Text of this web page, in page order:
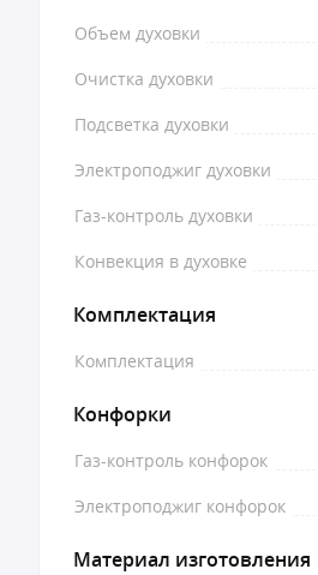
Объем духовки
Очистка духовки
Подсветка духовки
Электроподжиг духовки
Газ-контроль духовки
Конвекция в духовке
Комплектация
Комплектация
Конфорки
Газ-контроль конфорок
Электроподжиг конфорок
Материал изготовления